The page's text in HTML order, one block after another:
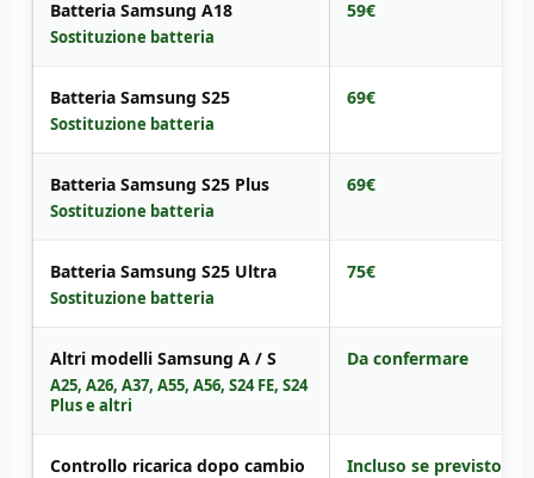
Batteria Samsung A18
Sostituzione batteria
59€
Batteria Samsung S25
Sostituzione batteria
69€
Batteria Samsung S25 Plus
Sostituzione batteria
69€
Batteria Samsung S25 Ultra
Sostituzione batteria
75€
Altri modelli Samsung A / S
A25, A26, A37, A55, A56, S24 FE, S24
Plus e altri
Da confermare
Controllo ricarica dopo cambio
Incluso se previsto